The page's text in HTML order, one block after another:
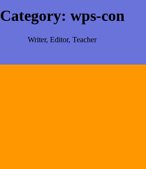
Category: wps-con
Writer, Editor, Teacher